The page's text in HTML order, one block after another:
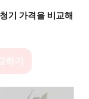
기 가격을 비교해
하기